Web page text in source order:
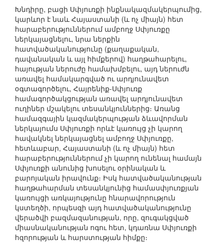
Խնդիրը, բացի Սփյուռքի ինքնակազմակերպումից,
կարևոր է նաև Հայաստանի (և ոչ միայն) հետ
հարաբերություններում ամբողջ Սփյուռքը
ներկայացնելու, նրա ներքին
հատվածականությունը (քաղաքական,
դավանական և այլ հիմքերով) հաղթահարելու,
հայության ներուժը համախմբելու, այդ ներուժն
առավել համակարգված ու արդյունավետ
օգտագործելու, Հայրենիք-Սփյուռք
համագործակցության առավել արդյունավետ
ուղիներ մշակելու տեսանկյուններից։ Առանց
համազգային կազմակերպության ձևավորման
ներկայումս Սփյուռքի որևէ կառույց չի կարող
հավակնել ներկայացնել ամբողջ Սփյուռքը,
հետևաբար, Հայաստանի (և ոչ միայն) հետ
հարաբերություններում չի կարող ունենալ համայն
Սփյուռքի անունից խոսելու օրինական և
բարոյական իրավունք։ Իսկ հատվածականության
հաղթահարման տեսանկյունից համասփյուռքյան
կառույցի առկայությունը հնարավորություն
կստեղծի, որպեսզի այդ հատվածականությունը
վերածվի բազմազանության, որը, զուգակցված
միասնականության ոգու հետ, կդառնա Սփյուռքի
հզորության և հարստության հիմքը։